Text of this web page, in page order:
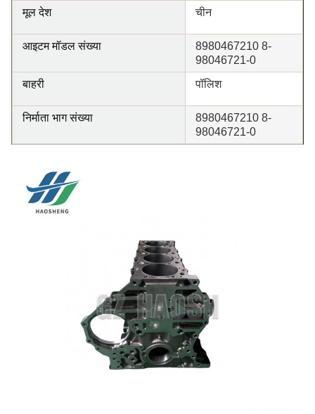
मूल देश चीन
आइटम मॉडल संख्या
8980467210 8-
98046721-0
बाहरी
पॉलिश
निर्माता भाग संख्या
8980467210 8-
98046721-0